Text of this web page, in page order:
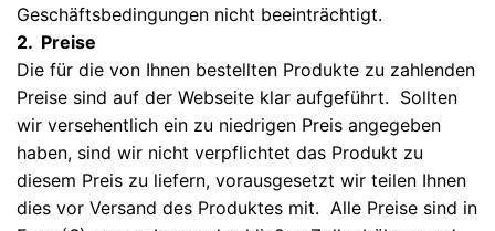
Geschäftsbedingungen nicht beeinträchtigt.
2. Preise
Die für die von Ihnen bestellten Produkte zu zahlenden
Preise sind auf der Webseite klar aufgeführt. Sollten
wir versehentlich ein zu niedrigen Preis angegeben
haben, sind wir nicht verpflichtet das Produkt zu
diesem Preis zu liefern, vorausgesetzt wir teilen Ihnen
dies vor Versand des Produktes mit. Alle Preise sind in